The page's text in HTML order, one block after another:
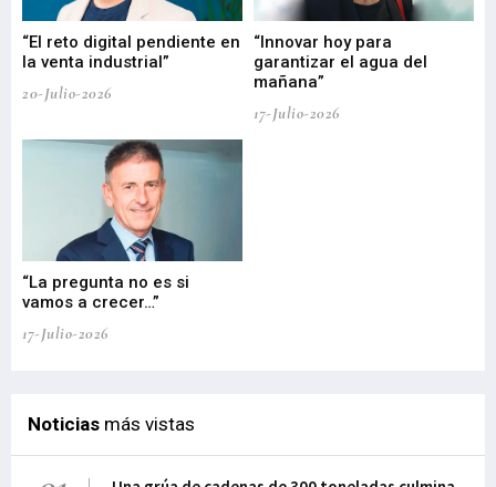
“El reto digital pendiente en
la venta industrial”
20-Julio-2026
“Innovar hoy para
garantizar el agua del
mañana”
17-Julio-2026
“La pregunta no es si
vamos a crecer…”
17-Julio-2026
Noticias más vistas